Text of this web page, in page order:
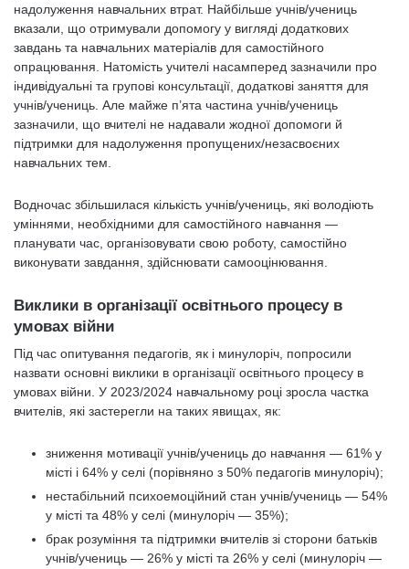
надолуження навчальних втрат. Найбільше учнів/учениць
вказали, що отримували допомогу у вигляді додаткових
завдань та навчальних матеріалів для самостійного
опрацювання. Натомість учителі насамперед зазначили про
індивідуальні та групові консультації, додаткові заняття для
учнів/учениць. Але майже п’ята частина учнів/учениць
зазначили, що вчителі не надавали жодної допомоги й
підтримки для надолуження пропущених/незасвоєних
навчальних тем.
Водночас збільшилася кількість учнів/учениць, які володіють
уміннями, необхідними для самостійного навчання —
планувати час, організовувати свою роботу, самостійно
виконувати завдання, здійснювати самооцінювання.
Виклики в організації освітнього процесу в
умовах війни
Під час опитування педагогів, як і минулоріч, попросили
назвати основні виклики в організації освітнього процесу в
умовах війни. У 2023/2024 навчальному році зросла частка
вчителів, які застерегли на таких явищах, як:
зниження мотивації учнів/учениць до навчання — 61% у
місті і 64% у селі (порівняно з 50% педагогів минулоріч);
нестабільний психоемоційний стан учнів/учениць — 54%
у місті та 48% у селі (минулоріч — 35%);
брак розуміння та підтримки вчителів зі сторони батьків
учнів/учениць — 26% у місті та 26% у селі (минулоріч —